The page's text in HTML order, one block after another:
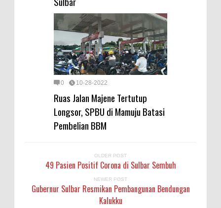
0 10-28-2022
Ruas Jalan Majene Tertutup
Longsor, SPBU di Mamuju Batasi
Pembelian BBM
OLDER POST
49 Pasien Positif Corona di Sulbar Sembuh
NEWER POST
Gubernur Sulbar Resmikan Pembangunan Bendungan
Kalukku